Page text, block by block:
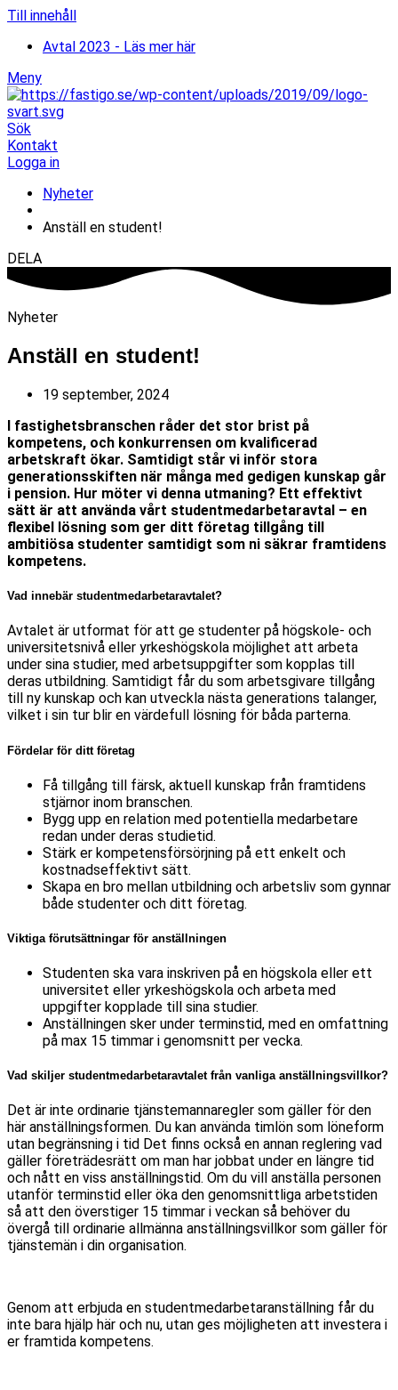
Till innehåll
Avtal 2023 - Läs mer här
Meny
Sök
Kontakt
Logga in
Nyheter
Anställ en student!
DELA
Nyheter
Anställ en student!
19 september, 2024
I fastighetsbranschen råder det stor brist på
kompetens, och konkurrensen om kvalificerad
arbetskraft ökar. Samtidigt står vi inför stora
generationsskiften när många med gedigen kunskap går
i pension. Hur möter vi denna utmaning? Ett effektivt
sätt är att använda vårt studentmedarbetaravtal – en
flexibel lösning som ger ditt företag tillgång till
ambitiösa studenter samtidigt som ni säkrar framtidens
kompetens.
Vad innebär studentmedarbetaravtalet?
Avtalet är utformat för att ge studenter på högskole- och
universitetsnivå eller yrkeshögskola möjlighet att arbeta
under sina studier, med arbetsuppgifter som kopplas till
deras utbildning. Samtidigt får du som arbetsgivare tillgång
till ny kunskap och kan utveckla nästa generations talanger,
vilket i sin tur blir en värdefull lösning för båda parterna.
Fördelar för ditt företag
Få tillgång till färsk, aktuell kunskap från framtidens
stjärnor inom branschen.
Bygg upp en relation med potentiella medarbetare
redan under deras studietid.
Stärk er kompetensförsörjning på ett enkelt och
kostnadseffektivt sätt.
Skapa en bro mellan utbildning och arbetsliv som gynnar
både studenter och ditt företag.
Viktiga förutsättningar för anställningen
Studenten ska vara inskriven på en högskola eller ett
universitet eller yrkeshögskola och arbeta med
uppgifter kopplade till sina studier.
Anställningen sker under terminstid, med en omfattning
på max 15 timmar i genomsnitt per vecka.
Vad skiljer studentmedarbetaravtalet från vanliga anställningsvillkor?
Det är inte ordinarie tjänstemannaregler som gäller för den
här anställningsformen. Du kan använda timlön som löneform
utan begränsning i tid Det finns också en annan reglering vad
gäller företrädesrätt om man har jobbat under en längre tid
och nått en viss anställningstid. Om du vill anställa personen
utanför terminstid eller öka den genomsnittliga arbetstiden
så att den överstiger 15 timmar i veckan så behöver du
övergå till ordinarie allmänna anställningsvillkor som gäller för
tjänstemän i din organisation.
Genom att erbjuda en studentmedarbetaranställning får du
inte bara hjälp här och nu, utan ges möjligheten att investera i
er framtida kompetens.